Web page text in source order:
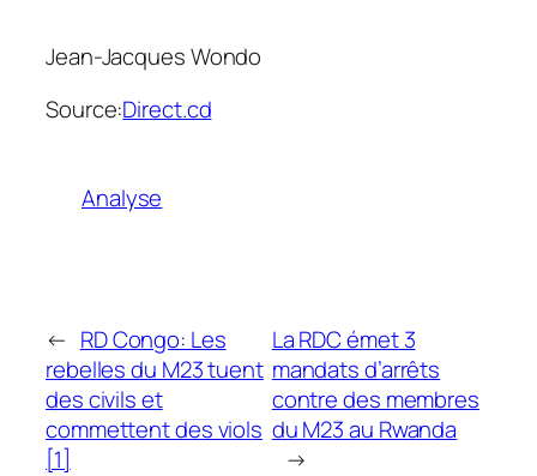
Jean-Jacques Wondo
Source:Direct.cd
Analyse
← RD Congo: Les
rebelles du M23 tuent
des civils et
commettent des viols
[1]
La RDC émet 3
mandats d’arrêts
contre des membres
du M23 au Rwanda
→